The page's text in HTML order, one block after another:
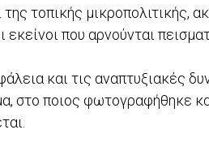
τοπικής μικροπολιτικής,
εκείνοι που αρνούνται
και τις αναπτυξιακές
στο ποιος φωτογραφήθηκε